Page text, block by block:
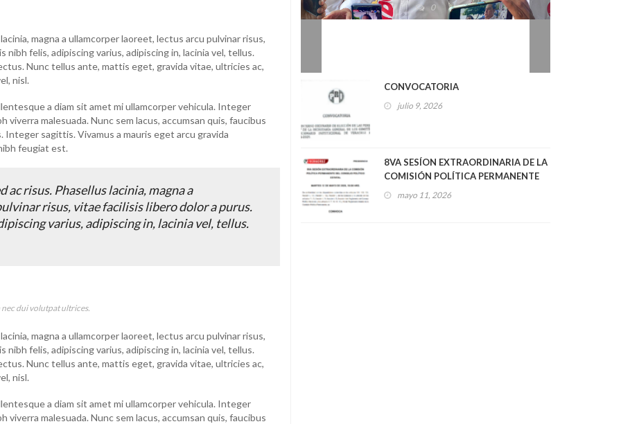
magna a ullamcorper laoreet, lectus arcu pulvinar risus,
nibh felis, adipiscing varius, adipiscing in, lacinia vel, tellus.
Nunc tellus ante, mattis eget, gravida vitae, ultricies ac,
nisl.
a diam sit amet mi ullamcorper vehicula. Integer
viverra malesuada. Nunc sem lacus, accumsan quis, faucibus
sagittis. Vivamus a mauris eget arcu gravida
feugiat est.
risus. Phasellus lacinia, magna a
risus, vitae facilisis libero dolor a purus.
varius, adipiscing in, lacinia vel, tellus.
nec dui volutpat ultrices.
magna a ullamcorper laoreet, lectus arcu pulvinar risus,
nibh felis, adipiscing varius, adipiscing in, lacinia vel, tellus.
Nunc tellus ante, mattis eget, gravida vitae, ultricies ac,
nisl.
a diam sit amet mi ullamcorper vehicula. Integer
viverra malesuada. Nunc sem lacus, accumsan quis, faucibus
2026
0
CONVOCATORIA
julio 9, 2026
8VA SESÍON EXTRAORDINARIA DE LA
COMISIÓN POLÍTICA PERMANENTE
DEL CONSEJO POLÍTICO ESTATAL
mayo 11, 2026